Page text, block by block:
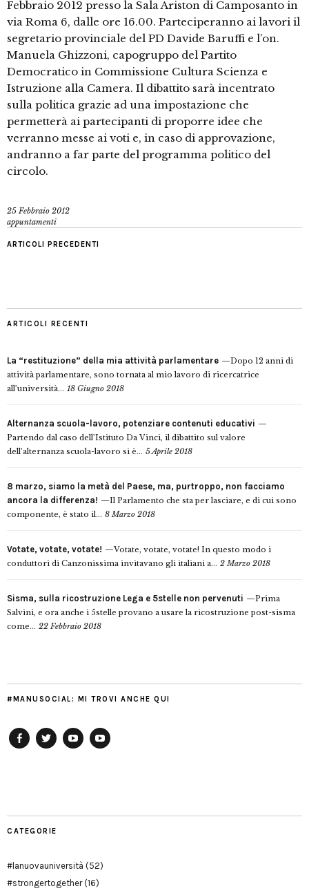
Febbraio 2012 presso la Sala Ariston di Camposanto in
via Roma 6, dalle ore 16.00. Parteciperanno ai lavori il
segretario provinciale del PD Davide Baruffi e l’on.
Manuela Ghizzoni, capogruppo del Partito
Democratico in Commissione Cultura Scienza e
Istruzione alla Camera. Il dibattito sarà incentrato
sulla politica grazie ad una impostazione che
permetterà ai partecipanti di proporre idee che
verranno messe ai voti e, in caso di approvazione,
andranno a far parte del programma politico del
circolo.
25 Febbraio 2012
appuntamenti
ARTICOLI PRECEDENTI
ARTICOLI RECENTI
La “restituzione” della mia attività parlamentare
Dopo 12 anni di
attività parlamentare, sono tornata al mio lavoro di ricercatrice
all’università... 18 Giugno 2018
Alternanza scuola-lavoro, potenziare contenuti educativi
Partendo dal caso dell’Istituto Da Vinci, il dibattito sul valore
dell’alternanza scuola-lavoro si è... 5 Aprile 2018
8 marzo, siamo la metà del Paese, ma, purtroppo, non facciamo
ancora la differenza!
Il Parlamento che sta per lasciare, e di cui sono
componente, è stato il... 8 Marzo 2018
Votate, votate, votate!
Votate, votate, votate! In questo modo i
conduttori di Canzonissima invitavano gli italiani a... 2 Marzo 2018
Sisma, sulla ricostruzione Lega e 5stelle non pervenuti
Prima
Salvini, e ora anche i 5stelle provano a usare la ricostruzione post-sisma
come... 22 Febbraio 2018
#MANUSOCIAL: MI TROVI ANCHE QUI
CATEGORIE
#lanuovauniversità (52)
#strongertogether(16)